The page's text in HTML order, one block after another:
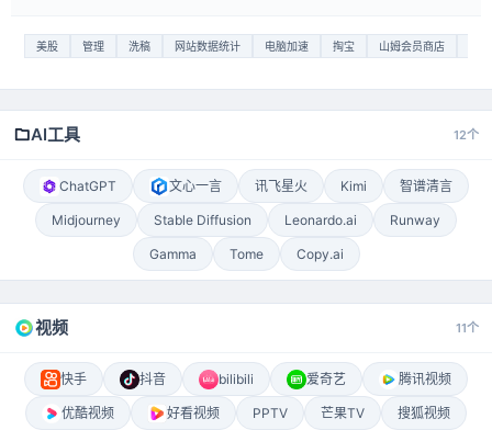
美股 管理 洗稿 网站数据统计 电脑加速 掏宝 山姆会员商店
AI工具 12个
ChatGPT 文心一言 讯飞星火 Kimi 智谱清言
Midjourney Stable Diffusion Leonardo.ai Runway
Gamma Tome Copy.ai
视频 11个
快手 抖音 bilibili 爱奇艺 腾讯视频
优酷视频 好看视频 PPTV 芒果TV 搜狐视频